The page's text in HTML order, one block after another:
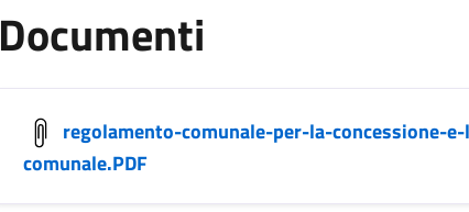
Documenti
regolamento-comunale-per-la-concessione-
comunale.PDF